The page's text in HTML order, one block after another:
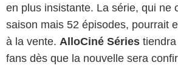
en plus insistante. La série, qui ne
saison mais 52 épisodes, pourrait
à la vente. AlloCiné Séries
fans dès que la nouvelle sera